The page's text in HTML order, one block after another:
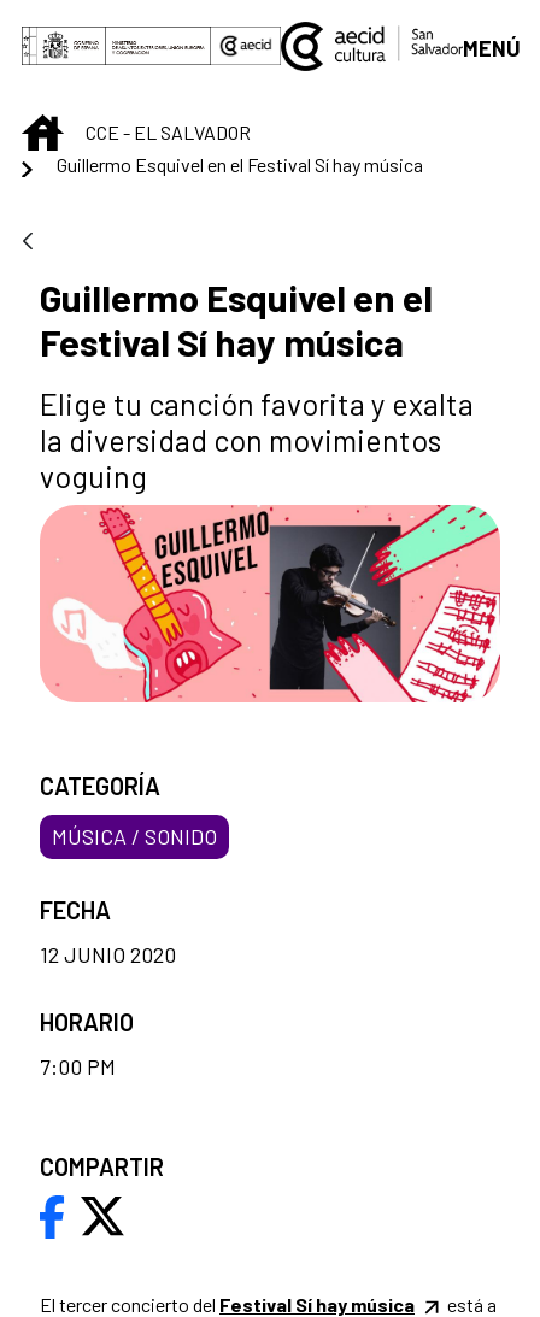
Saltar al contenido principal
MENÚ
INICIOCCE - EL SALVADOR
Guillermo Esquivel en el Festival Sí hay música
Guillermo Esquivel en el
Festival Sí hay música
Elige tu canción favorita y exalta
la diversidad con movimientos
voguing
El tercer concierto del Festival Sí hay música
está a
CATEGORÍA
MÚSICA / SONIDO
FECHA
12 JUNIO 2020
HORARIO
7:00 PM
COMPARTIR